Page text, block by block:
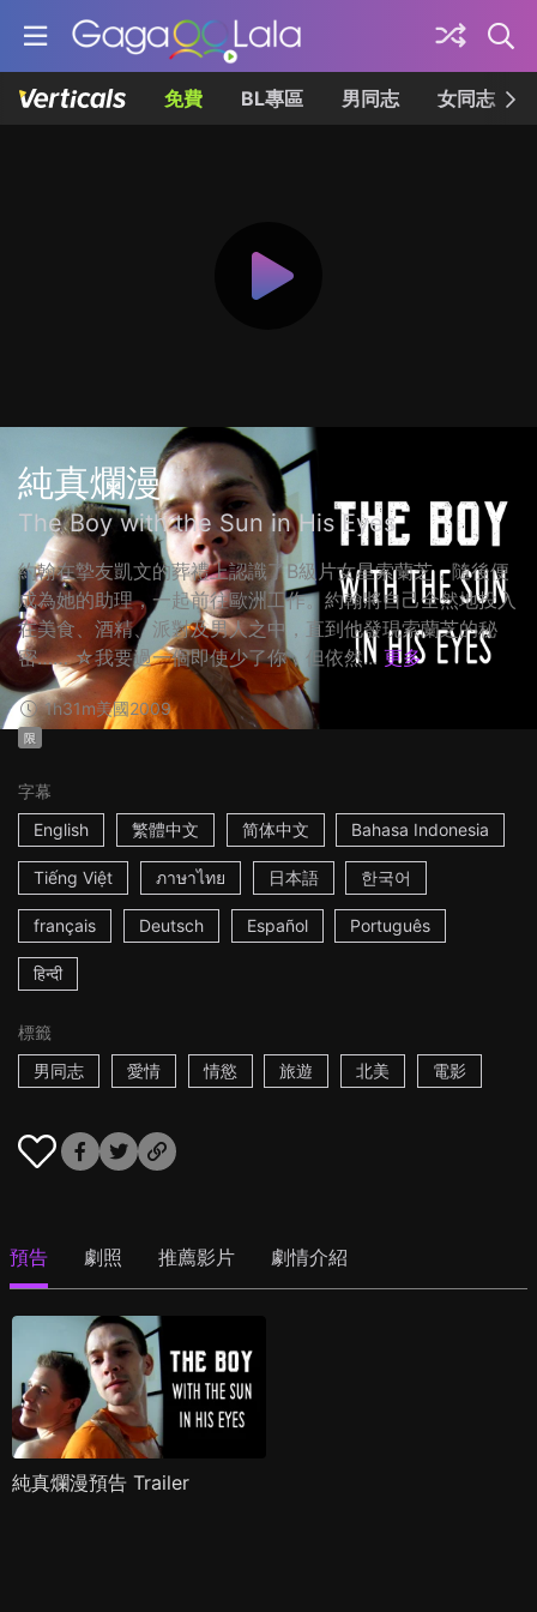
免費 BL專區 男同志 女同志
純真爛漫
The Boy with the Sun in His Eyes
約翰在摯友凱文的葬禮上認識了B級片女星索蘭芝，隨後便
成為她的助理，一起前往歐洲工作。約翰將自己全然地投入
在美食、酒精、派對及男人之中，直到他發現索蘭芝的秘
密…… ☆我要過一個即使少了你，但依然... 更多
1h31m美國2009
限
字幕
English
繁體中文 简体中文 Bahasa Indonesia
Tiếng Việt ภาษาไทย 日本語 한국어
français Deutsch Español Português
हिन्दी
標籤
男同志
愛情 情慾 旅遊 北美 電影
預告 劇照 推薦影片 劇情介紹
純真爛漫預告 Trailer